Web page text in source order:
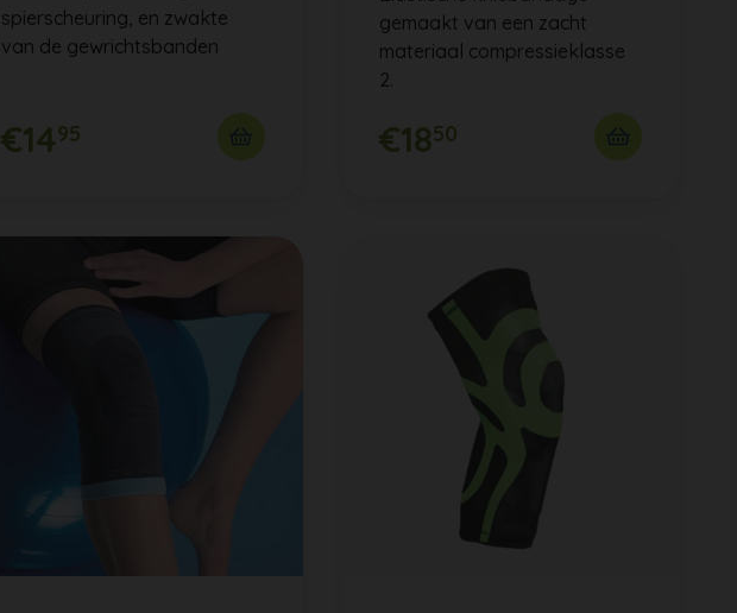
spierscheuring, en zwakte
van de gewrichtsbanden
€1495
gemaakt van een zacht
materiaal compressieklasse
2.
€1850